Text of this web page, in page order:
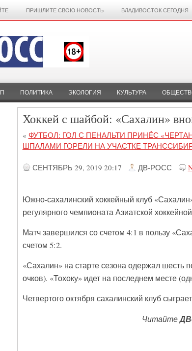
ПРИШЛИТЕ СВОЮ НОВОСТЬ ВЛАДИВОСТОК СЕГОДНЯ
ПОЛИТИКА ЭКОЛОГИЯ КУЛЬТУРА
Хоккей с шайбой: «Сахалин»
« ФУТБОЛ: ГОЛ С ПЕНАЛЬТИ ПРИНЁС
ШПАЛАМИ ГОРЕЛИ НА УЧАСТКЕ
СЕНТЯБРЬ 29, 2019 20:17 ДВ-РОСС
Южно-сахалинский хоккейный клуб
регулярного чемпионата Азиатской
Матч завершился со счетом 4:1 в пользу
счетом 5:2.
«Сахалин» на старте сезона одержал шесть
очков). «Тохоку» идет на последнем месте
Четвертого октября сахалинский клуб
Читайте